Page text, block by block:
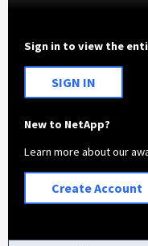
Sign in to view the
SIGN IN
New to NetApp?
Learn more about our
Create Account